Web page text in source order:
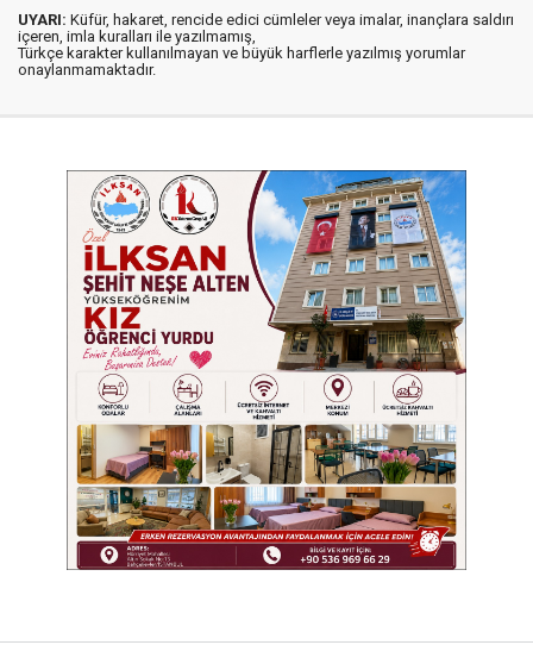
UYARI: Küfür, hakaret, rencide edici cümleler veya imalar, inançlara saldırı
içeren, imla kuralları ile yazılmamış,
Türkçe karakter kullanılmayan ve büyük harflerle yazılmış yorumlar
onaylanmamaktadır.